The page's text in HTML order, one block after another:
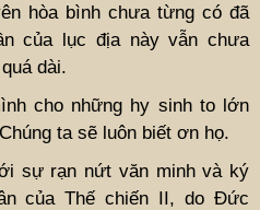
hòa bình chưa từng có đã
của lục địa này vẫn chưa
dài.
cho những hy sinh to lớn
ta sẽ luôn biết ơn họ.
sự rạn nứt văn minh và ký
của Thế chiến II, do Đức